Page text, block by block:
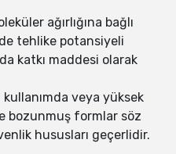
ağırlığına bağlı
tehlike potansiyeli
katkı maddesi olarak
veya yüksek
bozunmuş formlar söz
hususları geçerlidir.